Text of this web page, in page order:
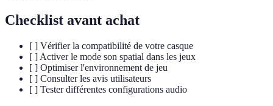
Checklist avant achat
[ ] Vérifier la compatibilité de votre casque
[ ] Activer le mode son spatial dans les jeux
[ ] Optimiser l'environnement de jeu
[ ] Consulter les avis utilisateurs
[ ] Tester différentes configurations audio